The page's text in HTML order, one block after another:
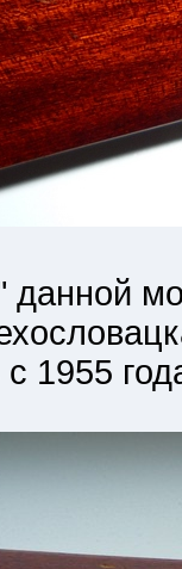
данной
1955